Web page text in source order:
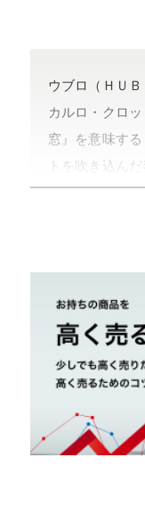
ウブロ（ＨＵ
カルロ・クロ
窓』を意味す
トを吹き込ん
ブランド。
２００４年、
る「ビッグバ
あるフュージ
の専売特許だ
ミック、チタ
見事に融合さ
その人気は瞬
のジョルジオ
ンなど著名人